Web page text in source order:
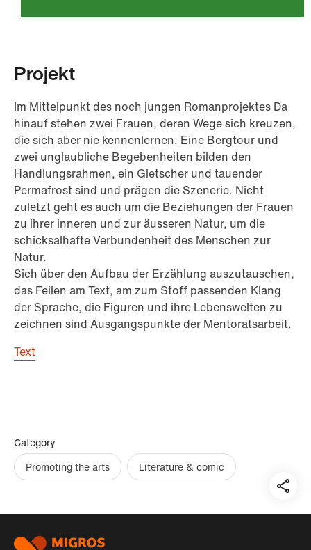
Projekt
Im Mittelpunkt des noch jungen Romanprojektes Da
hinauf stehen zwei Frauen, deren Wege sich kreuzen,
die sich aber nie kennenlernen. Eine Bergtour und
zwei unglaubliche Begebenheiten bilden den
Handlungsrahmen, ein Gletscher und tauender
Permafrost sind und prägen die Szenerie. Nicht
zuletzt geht es auch um die Beziehungen der Frauen
zu ihrer inneren und zur äusseren Natur, um die
schicksalhafte Verbundenheit des Menschen zur
Natur.
Sich über den Aufbau der Erzählung auszutauschen,
das Feilen am Text, am zum Stoff passenden Klang
der Sprache, die Figuren und ihre Lebenswelten zu
zeichnen sind Ausgangspunkte der Mentoratsarbeit.
Text
Category
Promoting the arts
Literature & comic
auf:
Footer